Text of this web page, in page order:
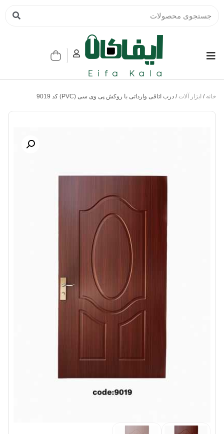
خانه / ابزار آلات / درب اتاقی وارداتی با روکش پی وی سی (PVC) کد 9019